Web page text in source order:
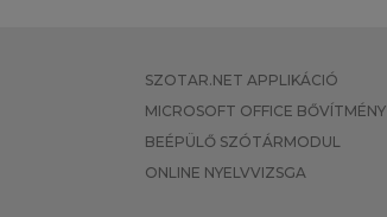
SZOTAR.NET APPLIKÁCIÓ
MICROSOFT OFFICE BŐVÍTMÉNY
BEÉPÜLŐ SZÓTÁRMODUL
ONLINE NYELVVIZSGA